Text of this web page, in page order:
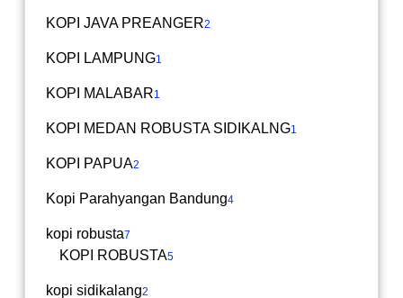
KOPI JAVA PREANGER2
KOPI LAMPUNG1
KOPI MALABAR1
KOPI MEDAN ROBUSTA SIDIKALNG1
KOPI PAPUA2
Kopi Parahyangan Bandung4
kopi robusta7
KOPI ROBUSTA5
kopi sidikalang2